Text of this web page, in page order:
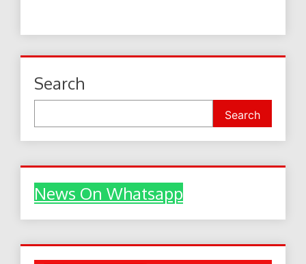
Search
Search
News On Whatsapp